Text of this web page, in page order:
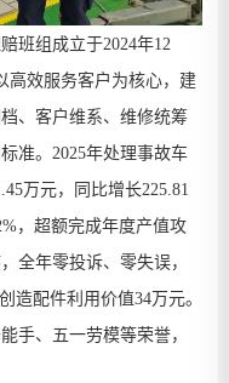
班组 成立于2024年12
高效服务客户为核心，建
、客户维系、维修统筹
准。 2025年处理事故车
万元，同比增长225.81
，超额完成年度产值攻
全年零投诉、零失误，
造配件利用价值34万元。
手、五一劳模等荣誉，